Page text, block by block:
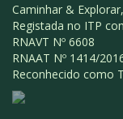
Caminhar &
Registada no ITP
RNAVT Nº 6608
RNAAT Nº 1414/
Reconhecido como